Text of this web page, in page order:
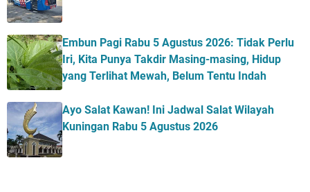
Embun Pagi Rabu 5 Agustus 2026: Tidak Perlu
Iri, Kita Punya Takdir Masing-masing, Hidup
yang Terlihat Mewah, Belum Tentu Indah
Ayo Salat Kawan! Ini Jadwal Salat Wilayah
Kuningan Rabu 5 Agustus 2026